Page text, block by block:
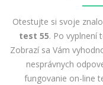
Otestujte si svoje
test 55. Po vyplnení
Zobrazí sa Vám
nesprávnych
fungovanie on-line